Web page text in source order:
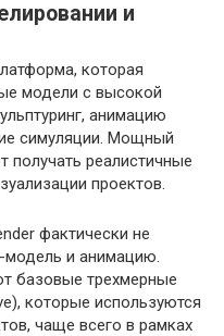
и
которая
модели с высокой
анимацию
симуляции. Мощный
получать реалистичные
проектов.
фактически не
и анимацию.
базовые трехмерные
которые используются
чаще всего в рамках